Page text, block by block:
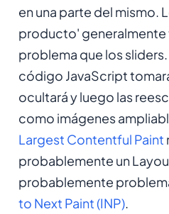
en una parte del mismo.
producto' generalmente
problema que los
código JavaScript
ocultará y luego las
como imágenes
Largest Contentful Paint
probablemente un
probablemente
to Next Paint (INP).